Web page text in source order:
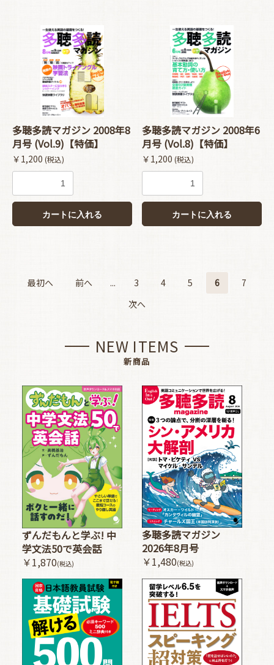
多聴多読マガジン 2008年8
月号 (Vol.9)【特価】
￥1,200 (税込)
カートに入れる
多聴多読マガジン 2008年6
月号 (Vol.8)【特価】
￥1,200 (税込)
カートに入れる
最初へ 前へ ... 3 4 5 6
7
次へ
NEW ITEMS
新商品
ずんだもんと学ぶ! 中
学文法50で英会話
￥1,870(税込)
多聴多読マガジン
2026年8月号
￥1,480(税込)